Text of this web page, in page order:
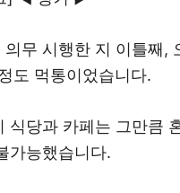
의무 시행한 지 이틀째,
도 먹통이었습니다.
식당과 카페는 그만큼
가능했습니다.